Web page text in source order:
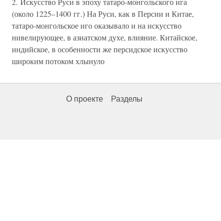
(около 1225–1400 гг.) На Руси, как в Персии и Китае,
татаро-монгольское иго оказывало и на искусство
нивелирующее, в азиатском духе, влияние. Китайское,
индийское, в особенности же персидское искусство
широким потоком хлынуло
О проекте Разделы